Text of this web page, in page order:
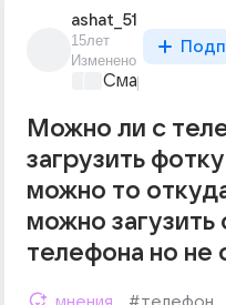
ashat_51
15лет
Изменено
Смартфоны
Можно ли с
загрузить
можно то
можно загузить
телефона но не